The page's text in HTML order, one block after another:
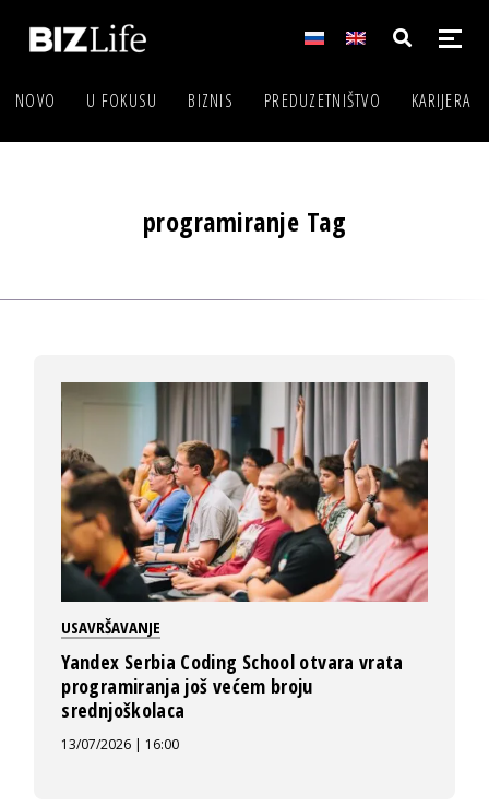
NOVO U FOKUSU BIZNIS PREDUZETNIŠTVO KARIJERA
programiranje Tag
USAVRŠAVANJE
Yandex Serbia Coding School otvara vrata
programiranja još većem broju
srednjoškolaca
13/07/2026 | 16:00